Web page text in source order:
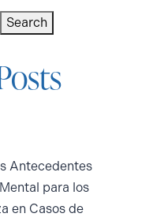
Search
Antecedentes
para los
en Casos de